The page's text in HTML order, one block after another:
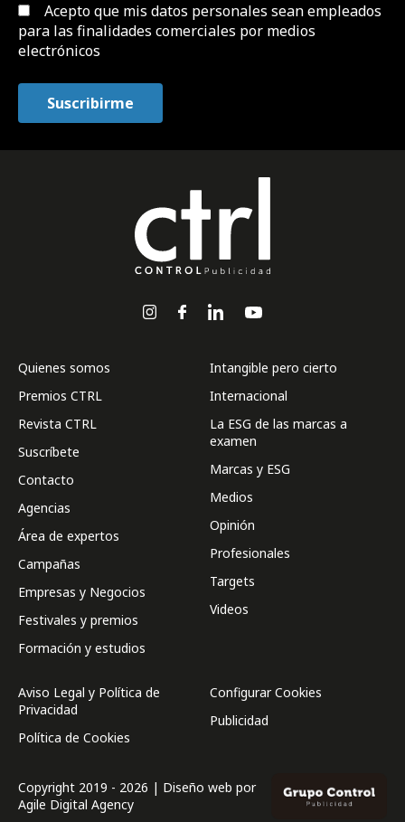
Acepto que mis datos personales sean empleados
para las finalidades comerciales por medios
electrónicos
Quienes somos
Premios CTRL
Revista CTRL
Suscríbete
Contacto
Agencias
Área de expertos
Campañas
Empresas y Negocios
Festivales y premios
Formación y estudios
Intangible pero cierto
Internacional
La ESG de las marcas a
examen
Marcas y ESG
Medios
Opinión
Profesionales
Targets
Videos
Aviso Legal y Política de
Privacidad
Política de Cookies
Configurar Cookies
Publicidad
Copyright 2019 - 2026 | Diseño web por
Agile Digital Agency